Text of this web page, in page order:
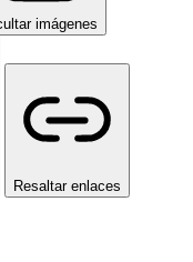
imágenes
Resaltar enlaces